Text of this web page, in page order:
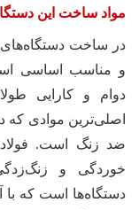
مواد ساخت این
در ساخت دستگاه‌های
و مناسب اساسی
دوام و کارایی
اصلی‌ترین موادی که
ضد زنگ است. فولاد
خوردگی و
دستگاه‌ها است که با